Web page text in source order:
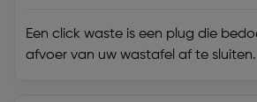
Een click waste is een plug die
afvoer van uw wastafel af te sluiten.